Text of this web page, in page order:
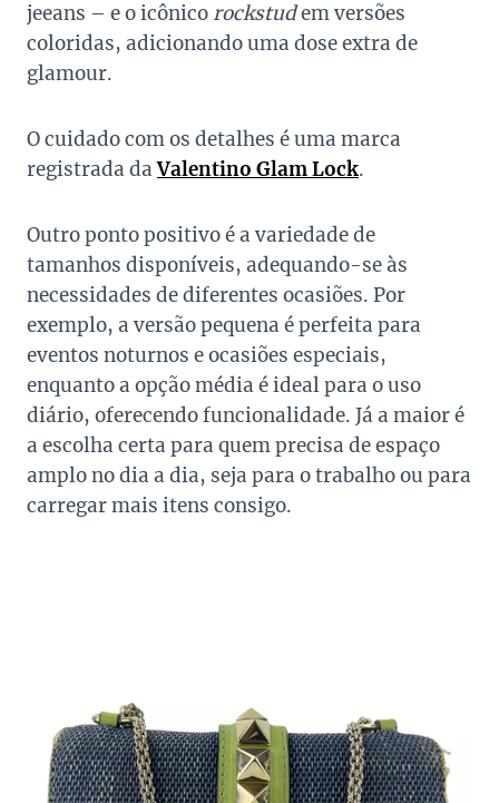
jeeans – e o icônico rockstudem versões
coloridas, adicionando uma dose extra de
glamour.
O cuidado com os detalhes é uma marca
registrada daValentino Glam Lock.
Outro ponto positivo é a variedade de
tamanhos disponíveis, adequando-se às
necessidades de diferentes ocasiões. Por
exemplo, a versão pequena é perfeita para
eventos noturnos e ocasiões especiais,
enquanto a opção média é ideal para o uso
diário, oferecendo funcionalidade. Já a maior é
a escolha certa para quem precisa de espaço
amplo no dia a dia, seja para o trabalho ou para
carregar mais itens consigo.